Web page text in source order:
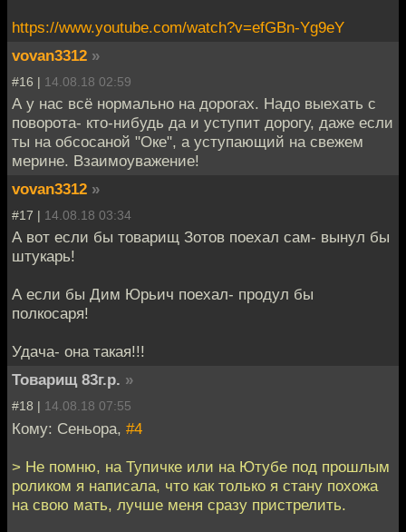
https://www.youtube.com/watch?v=efGBn-Yg9eY
vovan3312 »
#16 | 14.08.18 02:59
А у нас всё нормально на дорогах. Надо выехать с
поворота- кто-нибудь да и уступит дорогу, даже если
ты на обсосаной "Оке", а уступающий на свежем
мерине. Взаимоуважение!
vovan3312 »
#17 | 14.08.18 03:34
А вот если бы товарищ Зотов поехал сам- вынул бы
штукарь!
А если бы Дим Юрьич поехал- продул бы
полкосаря!
Удача- она такая!!!
Товарищ 83г.р. »
#18 | 14.08.18 07:55
Кому: Сеньора, #4
> Не помню, на Тупичке или на Ютубе под прошлым
роликом я написала, что как только я стану похожа
на свою мать, лучше меня сразу пристрелить.